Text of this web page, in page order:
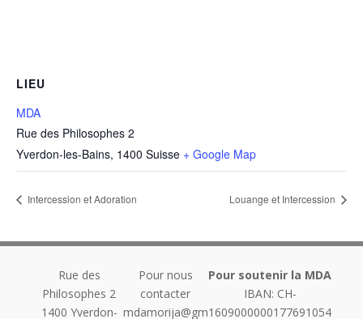
LIEU
MDA
Rue des Philosophes 2
Yverdon-les-Bains, 1400 Suisse + Google Map
Intercession et Adoration Louange et Intercession
Rue des
Philosophes 2
1400 Yverdon-
Pour nous
contacter
mdamorija@gm
Pour soutenir la MDA
IBAN: CH-
1609000000177691054